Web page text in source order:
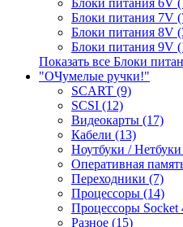
Блоки питания 6V
Блоки питания 7V
Блоки питания 8V
Блоки питания 9V
Показать все Блоки
"ОЧумелые ручки!"
SCART (9)
SCSI (12)
Видеокарты (17)
Кабели (13)
Ноутбуки /
Оперативная
Переходники (7)
Процессоры (14)
Процессоры Socket
Разное (15)